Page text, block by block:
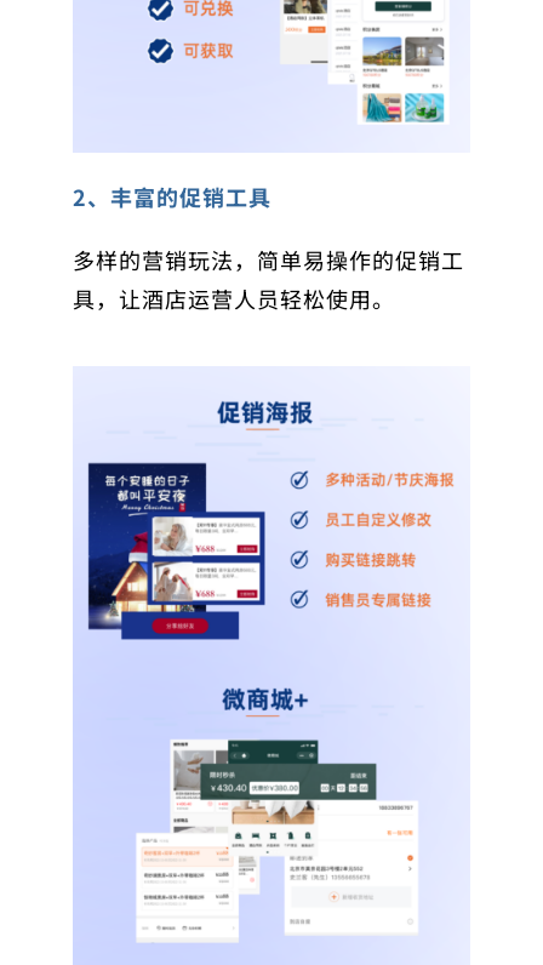
2、丰富的促销工具
多样的营销玩法，简单易操作的促销工
具，让酒店运营人员轻松使用。